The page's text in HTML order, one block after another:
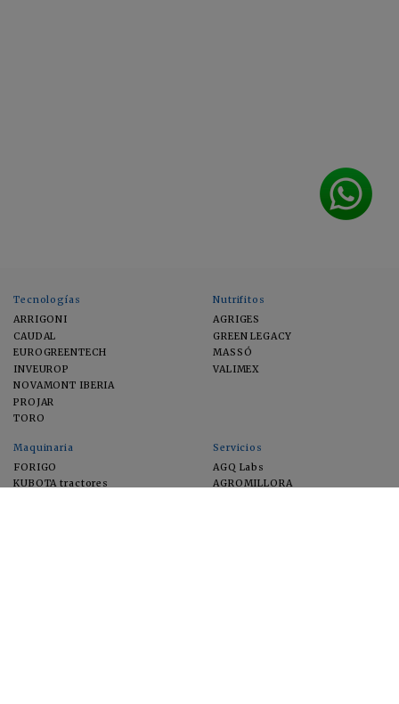
Tecnologías
ARRIGONI
CAUDAL
EUROGREENTECH
INVEUROP
NOVAMONT IBERIA
PROJAR
TORO
Nutrifitos
AGRIGES
GREEN LEGACY
MASSÓ
VALIMEX
Maquinaria
FORIGO
KUBOTA tractores
Servicios
AGQ Labs
AGROMILLORA